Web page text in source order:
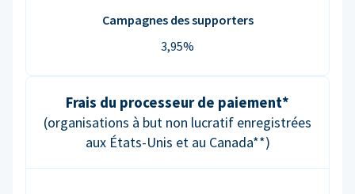
Campagnes des supporters
3,95%
Frais du processeur de paiement*
(organisations à but non lucratif enregistrées
aux États-Unis et au Canada**)